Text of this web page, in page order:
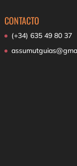
CONTACTO
(+34) 635 49 80 37